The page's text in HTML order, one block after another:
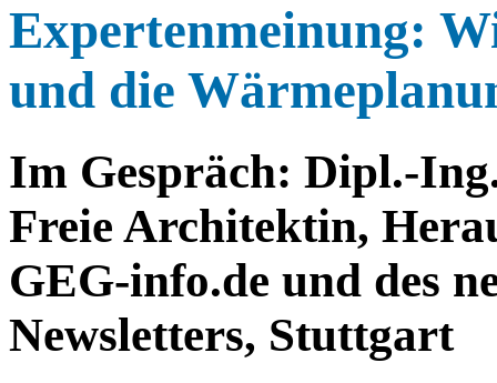
Expertenmeinung:
und die
Im Gespräch: Dipl.-
Freie Architektin,
GEG-info.de und des
Newsletters, Stuttgart